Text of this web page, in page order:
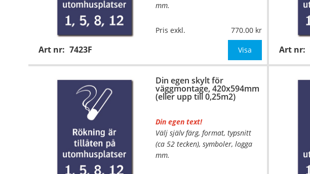
Art nr: 7423F
mm.
Material:
Självhäftande folie
297x420mm (eller annat
OBS!
Pris exkl. 770.00
Visa Art nr:
Din egen skylt för
väggmontage, 420x594mm
(eller upp till 0,25m2)
Din egen text!
Välj själv färg, format, typsnitt
(ca 52 tecken), symboler, logga
mm.